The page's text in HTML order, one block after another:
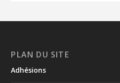
PLAN DU SITE
Adhésions